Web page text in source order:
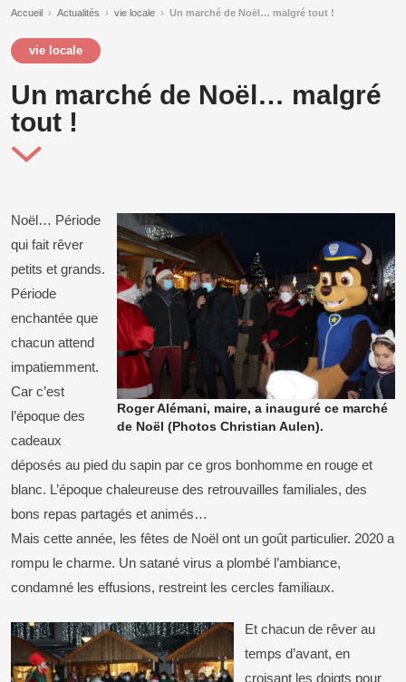
Accueil › Actualités › vie locale › Un marché de Noël… malgré tout !
vie locale
Un marché de Noël… malgré
tout !
Roger Alémani, maire, a inauguré ce marché
de Noël (Photos Christian Aulen).
Noël… Période
qui fait rêver
petits et grands.
Période
enchantée que
chacun attend
impatiemment.
Car c’est
l’époque des
cadeaux
déposés au pied du sapin par ce gros bonhomme en rouge et
blanc. L’époque chaleureuse des retrouvailles familiales, des
bons repas partagés et animés…
Mais cette année, les fêtes de Noël ont un goût particulier. 2020 a
rompu le charme. Un satané virus a plombé l’ambiance,
condamné les effusions, restreint les cercles familiaux.
Et chacun de rêver au
temps d’avant, en
croisant les doigts pour